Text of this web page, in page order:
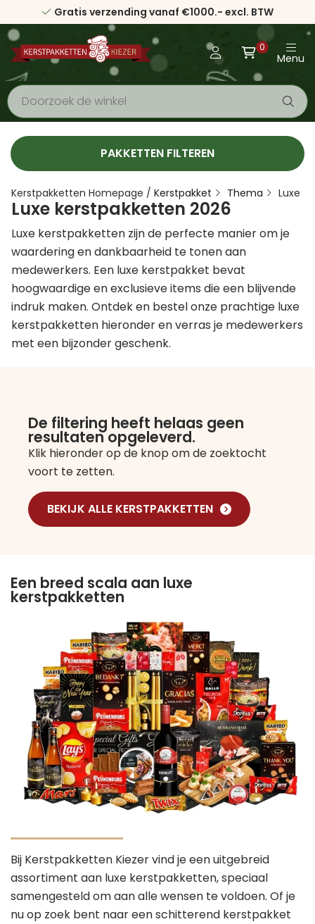
Gratis verzending vanaf €1000.- excl. BTW
0
Menu
PAKKETTEN FILTEREN
Kerstpakketten Homepage / Kerstpakket Thema Luxe
Luxe kerstpakketten 2026
Luxe kerstpakketten zijn de perfecte manier om je
waardering en dankbaarheid te tonen aan
medewerkers. Een luxe kerstpakket bevat
hoogwaardige en exclusieve items die een blijvende
indruk maken. Ontdek en bestel onze prachtige luxe
kerstpakketten hieronder en verras je medewerkers
met een bijzonder geschenk.
De filtering heeft helaas geen
resultaten opgeleverd.
Klik hieronder op de knop om de zoektocht
voort te zetten.
BEKIJK ALLE KERSTPAKKETTEN
Een breed scala aan luxe
kerstpakketten
Bij Kerstpakketten Kiezer vind je een uitgebreid
assortiment aan luxe kerstpakketten, speciaal
samengesteld om aan alle wensen te voldoen. Of je
nu op zoek bent naar een schitterend kerstpakket